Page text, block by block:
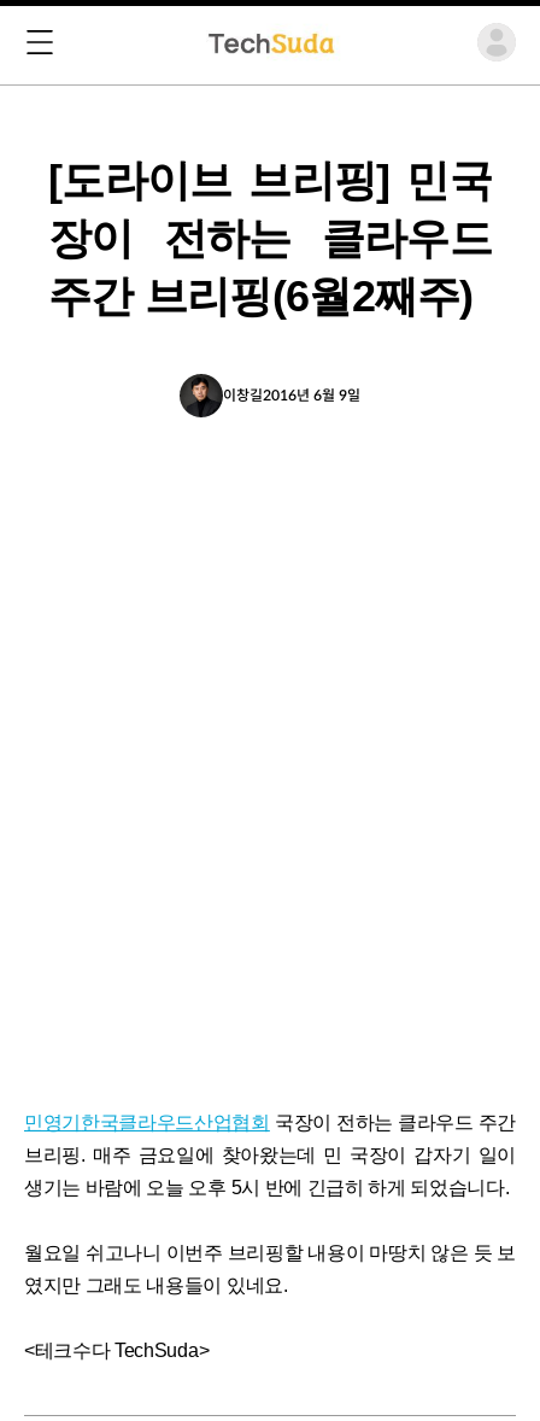
[도라이브 브리핑] 민국
장이 전하는 클라우드
주간 브리핑(6월2째주)
이창길2016년 6월 9일
민영기 한국클라우드산업협회 국장이 전하는 클라우드 주간
브리핑. 매주 금요일에 찾아왔는데 민 국장이 갑자기 일이
생기는 바람에 오늘 오후 5시 반에 긴급히 하게 되었습니다.
월요일 쉬고나니 이번주 브리핑할 내용이 마땅치 않은 듯 보
였지만 그래도 내용들이 있네요.
<테크수다 TechSuda>